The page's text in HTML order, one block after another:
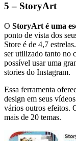
5 – StoryArt
O StoryArt é uma
ponto de vista dos
Store é de 4,7
ser utilizado tanto no
possível usar uma
stories do Instagram.
Essa ferramenta
design em seus
vários outros efeitos.
mais de 20 temas.